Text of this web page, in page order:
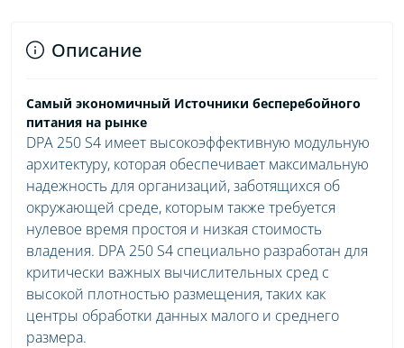
Описание
Самый экономичный Источники бесперебойного
питания на рынке
DPA 250 S4 имеет высокоэффективную модульную
архитектуру, которая обеспечивает максимальную
надежность для организаций, заботящихся об
окружающей среде, которым также требуется
нулевое время простоя и низкая стоимость
владения. DPA 250 S4 специально разработан для
критически важных вычислительных сред с
высокой плотностью размещения, таких как
центры обработки данных малого и среднего
размера.